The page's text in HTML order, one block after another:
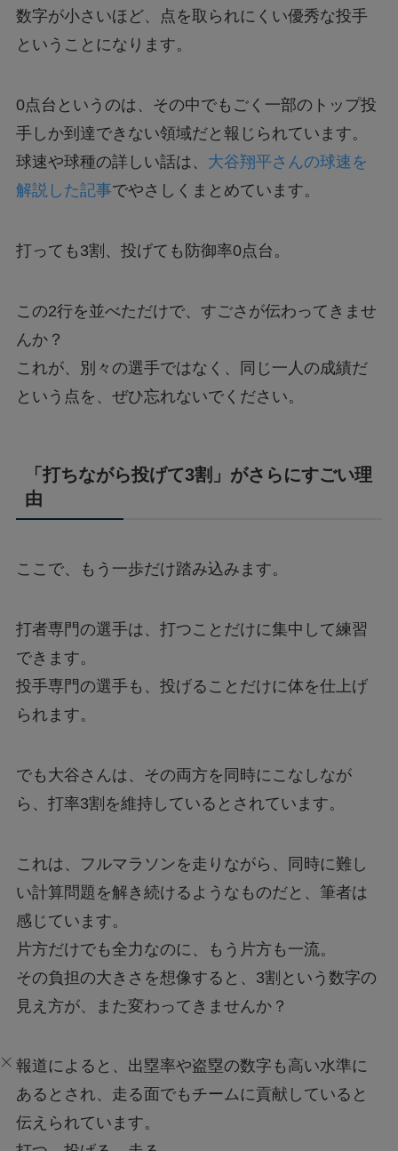
数字が小さいほど、点を取られにくい優秀な投手
ということになります。
0点台というのは、その中でもごく一部のトップ投
手しか到達できない領域だと報じられています。
球速や球種の詳しい話は、 大谷翔平さんの球速を
解説した記事でやさしくまとめています。
打っても3割、投げても防御率0点台。
この2行を並べただけで、すごさが伝わってきませ
んか？
これが、別々の選手ではなく、同じ一人の成績だ
という点を、ぜひ忘れないでください。
「打ちながら投げて3割」がさらにすごい理
由
ここで、もう一歩だけ踏み込みます。
打者専門の選手は、打つことだけに集中して練習
できます。
投手専門の選手も、投げることだけに体を仕上げ
られます。
でも大谷さんは、その両方を同時にこなしなが
ら、打率3割を維持しているとされています。
これは、フルマラソンを走りながら、同時に難し
い計算問題を解き続けるようなものだと、筆者は
感じています。
片方だけでも全力なのに、もう片方も一流。
その負担の大きさを想像すると、3割という数字の
見え方が、また変わってきませんか？
報道によると、出塁率や盗塁の数字も高い水準に
あるとされ、走る面でもチームに貢献していると
伝えられています。